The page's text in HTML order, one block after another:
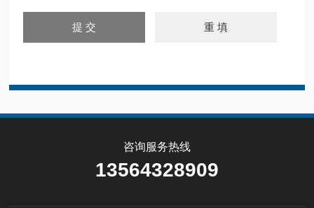
咨询服务热线
13564328909